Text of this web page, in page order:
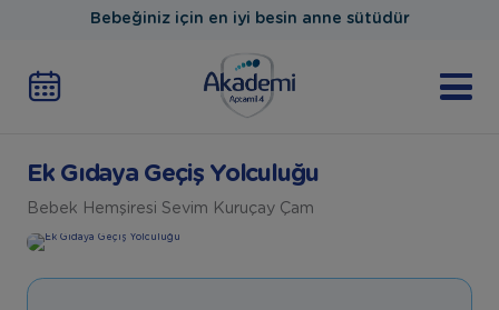
Bebeğiniz için en iyi besin anne sütüdür
Ek Gıdaya Geçiş Yolculuğu
Bebek Hemşiresi Sevim Kuruçay Çam